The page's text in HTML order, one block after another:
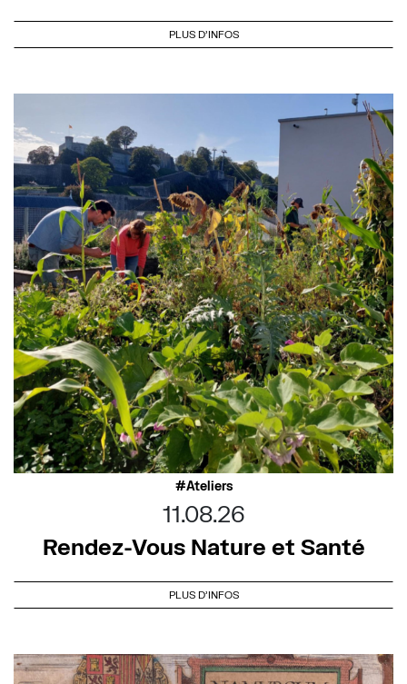
PLUS D'INFOS
Ateliers
11.08.26
Rendez-Vous Nature et Santé
PLUS D'INFOS